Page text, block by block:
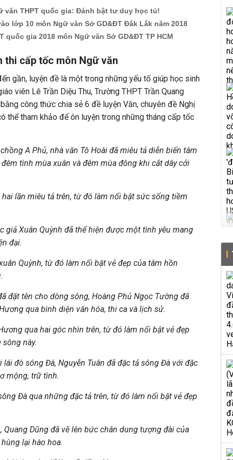
văn THPT quốc gia: Đánh bật tư duy học tủ!
lớp 10 môn Ngữ văn Sở GD&ĐT Đắk Lắk năm 2018
quốc gia 2018 môn Ngữ văn Sở GD&ĐT TP HCM
thi cấp tốc môn Ngữ văn
gần, luyện đề là một trong những yếu tố giúp học sinh
viên Lê Trần Diệu Thu, Trường THPT Trần Quang
công thức chia sẻ 6 đề luyện Văn, chuyên đề Nghị
thể tham khảo để ôn luyện trong những tháng cấp tốc
A Phủ, nhà văn Tô Hoài đã miêu tả diễn biến tâm
tình mùa xuân và đêm mùa đông khi cắt dây cởi
lần miêu tả trên, từ đó làm nổi bật sức sống tiềm
giả Xuân Quỳnh đã thể hiện được một tình yêu mang
đại.
Quỳnh, từ đó làm nổi bật vẻ đẹp của tâm hồn
đặt tên cho dòng sông, Hoàng Phủ Ngọc Tường đã
qua bình diện văn hóa, thi ca và lịch sử.
qua hai góc nhìn trên, từ đó làm nổi bật vẻ đẹp
này.
lái đò sông Đà, Nguyễn Tuân đã đặc tả sông Đà với đặc
mộng, trữ tình.
Đà qua những đặc tả trên, từ đó làm nổi bật vẻ đẹp
Quang Dũng đã vẽ lên bức chân dung tượng đài của
lại hào hoa.